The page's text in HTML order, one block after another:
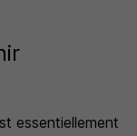
essentiellement